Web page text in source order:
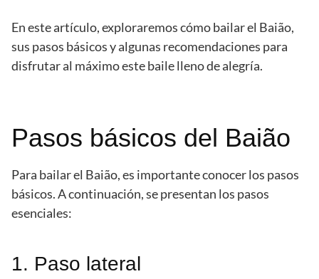
En este artículo, exploraremos cómo bailar el Baião,
sus pasos básicos y algunas recomendaciones para
disfrutar al máximo este baile lleno de alegría.
Pasos básicos del Baião
Para bailar el Baião, es importante conocer los pasos
básicos. A continuación, se presentan los pasos
esenciales:
1. Paso lateral